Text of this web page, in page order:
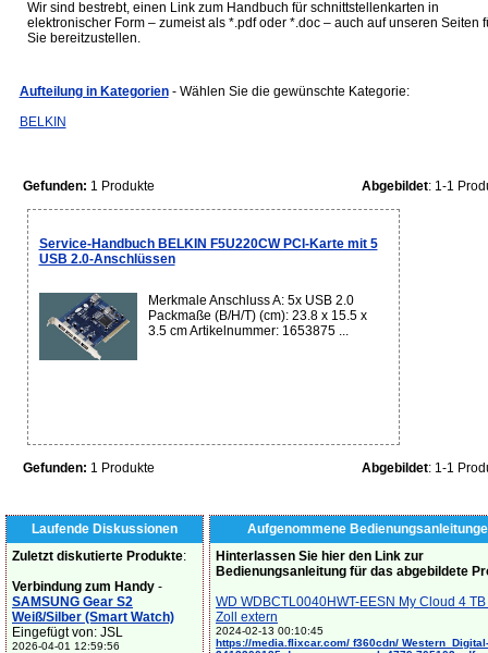
Wir sind bestrebt, einen Link zum Handbuch für schnittstellenkarten in
elektronischer Form – zumeist als *.pdf oder *.doc – auch auf unseren Seiten
Sie bereitzustellen.
Aufteilung in Kategorien - Wählen Sie die gewünschte Kategorie:
BELKIN
Gefunden: 1 Produkte Abgebildet: 1-1
Service-Handbuch BELKIN F5U220CW PCI-Karte mit 5
USB 2.0-Anschlüssen
Merkmale Anschluss A: 5x USB 2.0
Packmaße (B/H/T) (cm): 23.8 x 15.5 x
3.5 cm Artikelnummer: 1653875 ...
Gefunden: 1 Produkte Abgebildet: 1-1
Laufende Diskussionen
Zuletzt diskutierte Produkte:
Verbindung zum Handy -
SAMSUNG Gear S2
Weiß/Silber (Smart Watch)
Eingefügt von: JSL
2026-04-01 12:59:56
Aufgenommene
Hinterlassen Sie hier den Link zur
Bedienungsanleitung für das abgebildete
WD WDBCTL0040HWT-EESN My Cloud 4
Zoll extern
2024-02-13 00:10:45
https://media.flixcar.com/ f360cdn/ Western_Digital-